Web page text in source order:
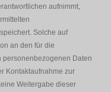
aufnimmt,
Solche auf
an den für die
personenbezogenen Daten
Kontaktaufnahme zur
Weitergabe dieser